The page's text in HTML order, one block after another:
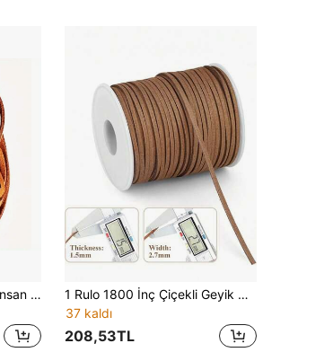
10 Yards 3mm Toplu Lot İnsan Yapımı Suni Süet Deri Dize Takı Yapımı Konu Kordonları DIY Bilezik Kolye
1 Rulo 1800 İnç Çiçekli Geyik Desenli Kadife Boncuklu Deri Kurdele, Hediye Kutusu Dekoru Çiçek Buketi Kurdele, El Yapımı Kendin Yap Kolye Bileklik El Sanatları Malzemeleri - Boncuk İpi
37 kaldı
208,53TL